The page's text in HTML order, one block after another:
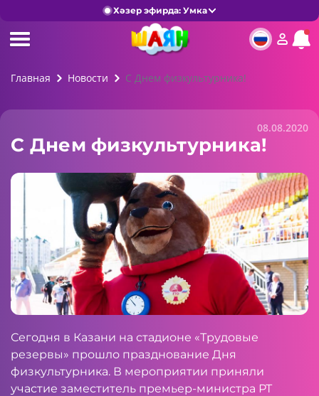
Хәзер эфирда: Умка
Главная Новости С Днем физкультурника!
08.08.2020
С Днем физкультурника!
Сегодня в Казани на стадионе «Трудовые
резервы» прошло празднование Дня
физкультурника. В мероприятии приняли
участие заместитель премьер-министра РТ